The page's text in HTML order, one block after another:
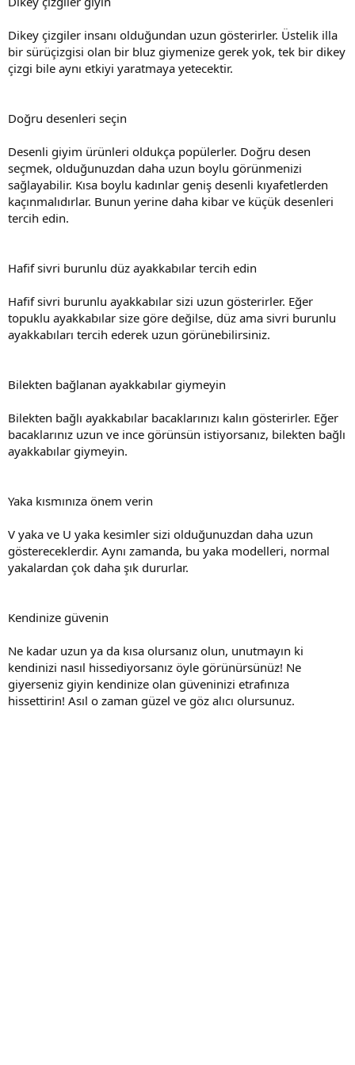
Dikey çizgiler insanı olduğundan uzun gösterirler. Üstelik illa
bir sürüçizgisi olan bir bluz giymenize gerek yok, tek bir dikey
çizgi bile aynı etkiyi yaratmaya yetecektir.
Doğru desenleri seçin
Desenli giyim ürünleri oldukça popülerler. Doğru desen
seçmek, olduğunuzdan daha uzun boylu görünmenizi
sağlayabilir. Kısa boylu kadınlar geniş desenli kıyafetlerden
kaçınmalıdırlar. Bunun yerine daha kibar ve küçük desenleri
tercih edin.
Hafif sivri burunlu düz ayakkabılar tercih edin
Hafif sivri burunlu ayakkabılar sizi uzun gösterirler. Eğer
topuklu ayakkabılar size göre değilse, düz ama sivri burunlu
ayakkabıları tercih ederek uzun görünebilirsiniz.
Bilekten bağlanan ayakkabılar giymeyin
Bilekten bağlı ayakkabılar bacaklarınızı kalın gösterirler. Eğer
bacaklarınız uzun ve ince görünsün istiyorsanız, bilekten bağlı
ayakkabılar giymeyin.
Yaka kısmınıza önem verin
V yaka ve U yaka kesimler sizi olduğunuzdan daha uzun
göstereceklerdir. Aynı zamanda, bu yaka modelleri, normal
yakalardan çok daha şık dururlar.
Kendinize güvenin
Ne kadar uzun ya da kısa olursanız olun, unutmayın ki
kendinizi nasıl hissediyorsanız öyle görünürsünüz! Ne
giyerseniz giyin kendinize olan güveninizi etrafınıza
hissettirin! Asıl o zaman güzel ve göz alıcı olursunuz.